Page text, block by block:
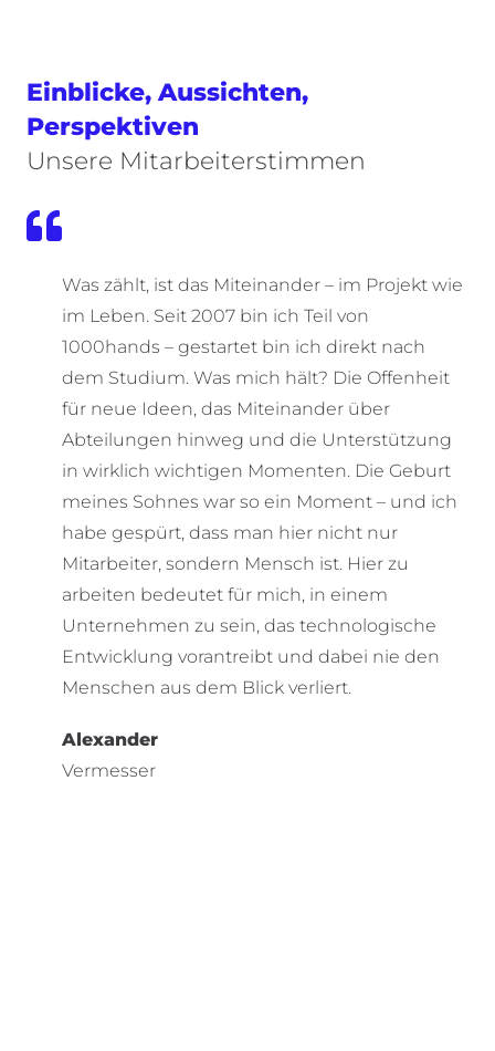
Einblicke, Aussichten,
Perspektiven
Unsere Mitarbeiterstimmen
Was zählt, ist das Miteinander – im Projekt wie
im Leben. Seit 2007 bin ich Teil von
1000hands – gestartet bin ich direkt nach
dem Studium. Was mich hält? Die Offenheit
für neue Ideen, das Miteinander über
Abteilungen hinweg und die Unterstützung
in wirklich wichtigen Momenten. Die Geburt
meines Sohnes war so ein Moment – und ich
habe gespürt, dass man hier nicht nur
Mitarbeiter, sondern Mensch ist. Hier zu
arbeiten bedeutet für mich, in einem
Unternehmen zu sein, das technologische
Entwicklung vorantreibt und dabei nie den
Menschen aus dem Blick verliert.
Alexander
Vermesser